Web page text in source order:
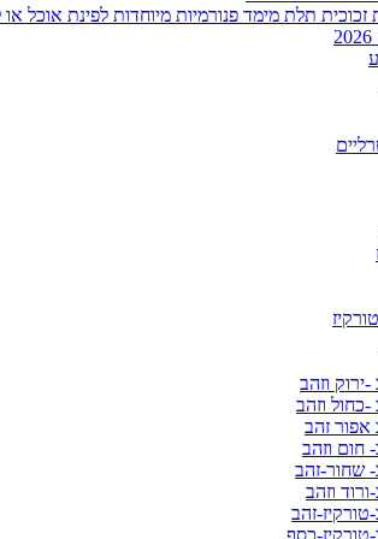
זכוכית תלת מימד פנורמיות מיוחדות לפינת אוכל או
ירוק וזהב
כחול וזהב
אפור זהב
חום וזהב
שחור-זהב
וזהב
זהב
טורקיז-כסף